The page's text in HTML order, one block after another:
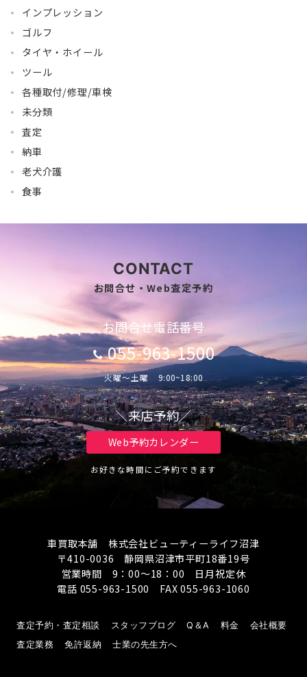
インプレッション
ゴルフ
タイヤ・ホイール
ツール
各種取付/修理/車検
未分類
査定
納車
老犬介護
食事
CONTACT
お問合せ・Web査定予約
お問合せ電話番号
055-963-1500
火曜～土曜 9:00~18:00
＼来店予約／
Web予約カレンダー
お好きな時間にご予約できます
車買取本舗 株式会社ビューティーライフ沼津
〒410-0036 静岡県沼津市平町18番19号
営業時間 9：00～18：00 日月祝定休
電話 055-963-1500 FAX 055-963-1060
査定予約・査定相談 スタッフブログ Q＆A 料金
会社概要
査定業務
免許返納 士業の先生方へ